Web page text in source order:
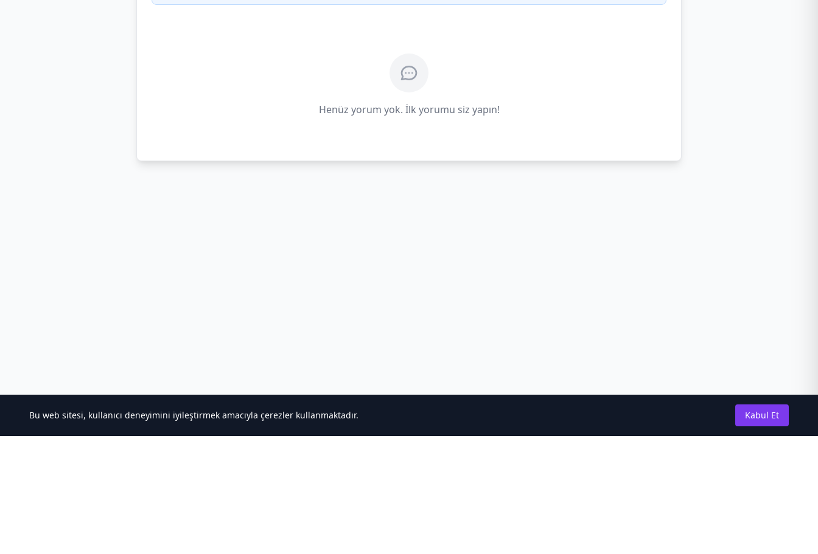
Henüz yorum yok. İlk yorumu siz yapın!
Bu web sitesi, kullanıcı deneyimini iyileştirmek amacıyla çerezler kullanmaktadır. Kabul Et